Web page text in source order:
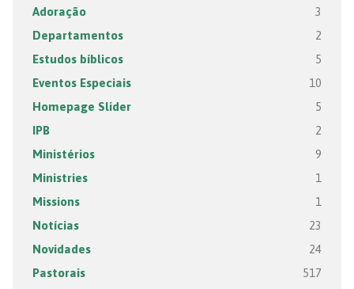
Adoração 3
Departamentos 2
Estudos bíblicos 5
Eventos Especiais 10
Homepage Slider 5
IPB 2
Ministérios 9
Ministries 1
Missions 1
Notícias 23
Novidades 24
Pastorais 517